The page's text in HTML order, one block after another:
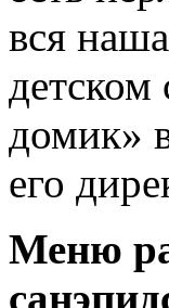
вся
детском
домик»
его
Меню